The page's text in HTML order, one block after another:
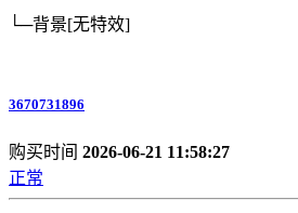
└─背景[无特效]
3670731896
购买时间 2026-06-21 11:58:27
正常